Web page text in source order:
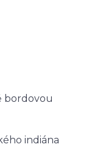
bordovou
indiána